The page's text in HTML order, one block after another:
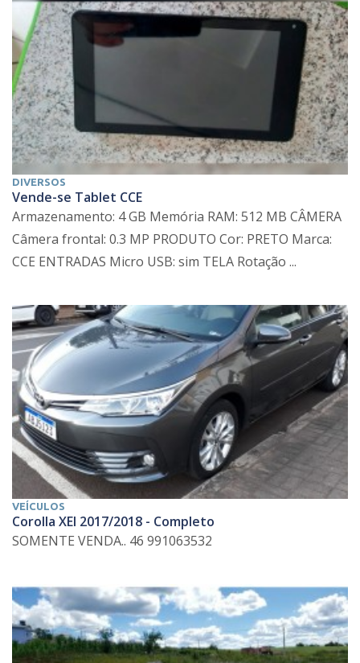
DIVERSOS
Vende-se Tablet CCE
Armazenamento: 4 GB Memória RAM: 512 MB CÂMERA
Câmera frontal: 0.3 MP PRODUTO Cor: PRETO Marca:
CCE ENTRADAS Micro USB: sim TELA Rotação ...
VEÍCULOS
Corolla XEI 2017/2018 - Completo
SOMENTE VENDA.. 46 991063532